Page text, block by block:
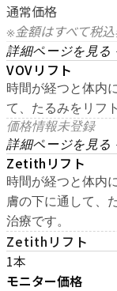
通常価格
※金額はすべて税込
詳細ページを見
VOVリフト
時間が経つと体内
て、たるみをリフ
価格情報未登録
詳細ページを見
Zetithリフト
時間が経つと体内
膚の下に通して、
治療です。
Zetithリフト
1本
モニター価格